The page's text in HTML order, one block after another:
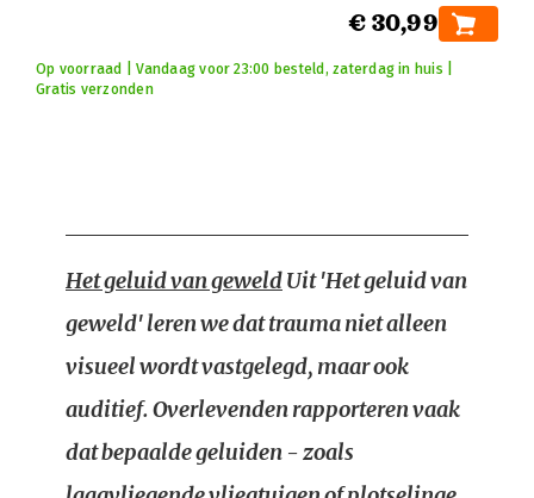
€ 30,99
Op voorraad | Vandaag voor 23:00 besteld, zaterdag in huis |
Gratis verzonden
Het geluid van geweldUit 'Het geluid van
geweld' leren we dat trauma niet alleen
visueel wordt vastgelegd, maar ook
auditief. Overlevenden rapporteren vaak
dat bepaalde geluiden - zoals